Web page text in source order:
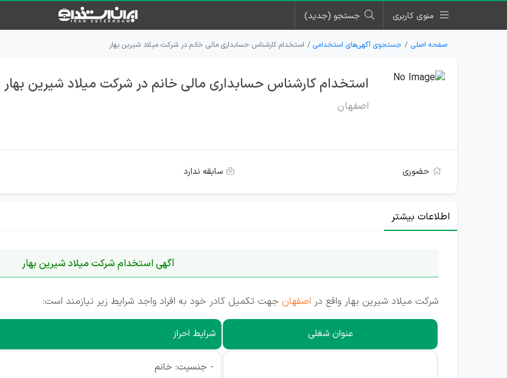
منوی کاربری جستجو (جدید)
صفحه اصلی جستجوی آگهی‌های استخدامی استخدام کارشناس حسابداری مالی خانم در شرکت میلاد شیرین بهار
استخدام کارشناس حسابداری مالی خانم در شرکت میلاد شیرین بهار
اصفهان
حضوری سابقه ندارد
اطلاعات بیشتر
آگهی استخدام شرکت میلاد شیرین بهار
شرکت میلاد شیرین بهار واقع در اصفهان جهت تکمیل کادر خود به افراد واجد شرایط زیر نیازمند است:
عنوان شغلی شرایط احراز
- جنسیت: خانم